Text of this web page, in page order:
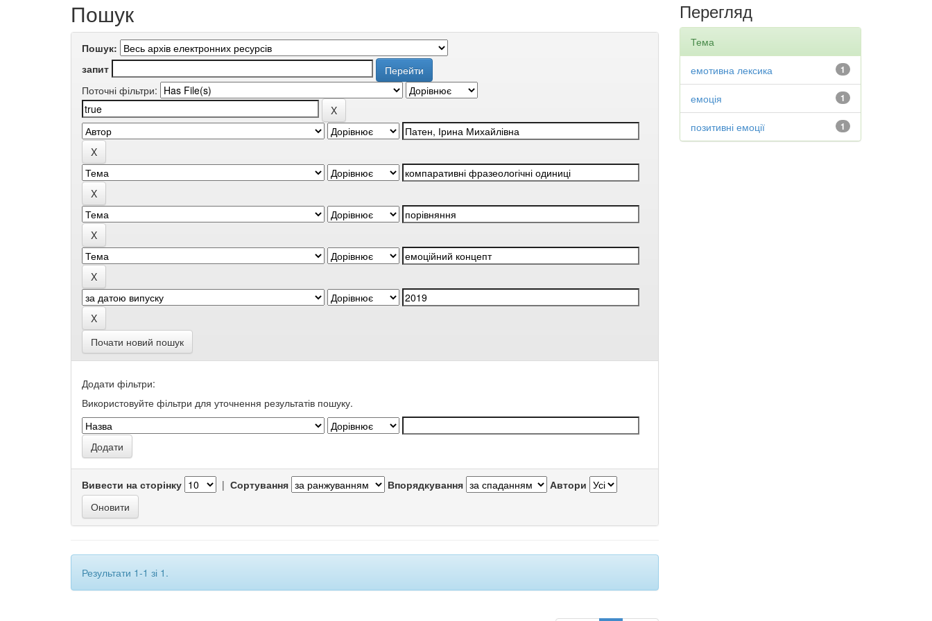
Пошук
Пошук:
запит
Поточні фільтри:
Почати новий пошук
Додати фільтри:
Використовуйте фільтри для уточнення результатів пошуку.
Вивести на сторінку | Сортування Впорядкування Автори
Результати 1-1 зі 1.
Перегляд
Тема
1
емотивна лексика
1
емоція
1
позитивні емоції